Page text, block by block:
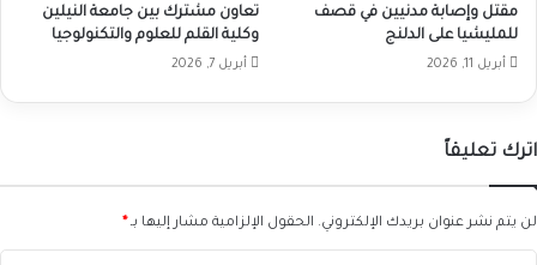
مقتل وإصابة مدنيين في قصف
للمليشيا على الدلنج
أبريل 11, 2026
تعاون مشترك بين جامعة النيلين
وكلية القلم للعلوم والتكنولوجيا
أبريل 7, 2026
اترك تعليقاً
لن يتم نشر عنوان بريدك الإلكتروني. الحقول الإلزامية مشار إليها بـ *